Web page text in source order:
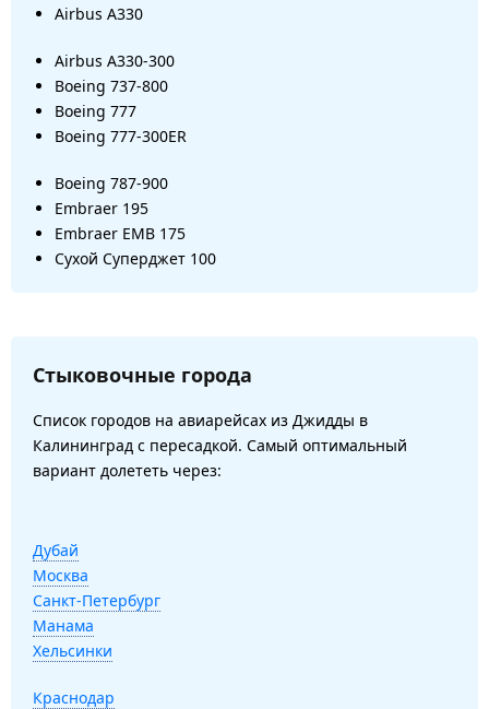
Airbus A330
Airbus A330-300
Boeing 737-800
Boeing 777
Boeing 777-300ER
Boeing 787-900
Embraer 195
Embraer EMB 175
Сухой Суперджет 100
Стыковочные города
Список городов на авиарейсах из Джидды в
Калининград с пересадкой. Самый оптимальный
вариант долететь через:
Дубай
Москва
Санкт-Петербург
Манама
Хельсинки
Краснодар